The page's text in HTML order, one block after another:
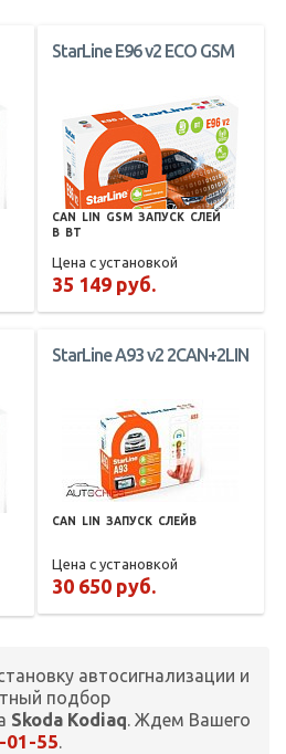
StarLine E96 v2 ECO GSM
CAN LIN GSM ЗАПУСК СЛЕЙ
В
BT
Цена с установкой
35 149 руб.
StarLine A93 v2 2CAN+2LIN
CAN LIN ЗАПУСК СЛЕЙВ
Цена с установкой
30 650 руб.
автосигнализации и
подбор
Skoda Kodiaq. Ждем Вашего
01-55.